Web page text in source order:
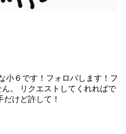
小６です！フォロバします！フ
。 リクエストしてくれればで
けど許して！